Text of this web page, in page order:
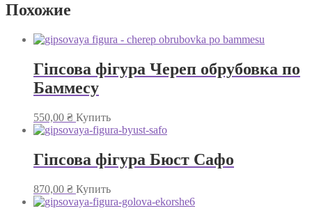
Похожие
Гіпсова фігура Череп обрубовка по
Баммесу
550,00 ₴ Купить
Гіпсова фігура Бюст Сафо
870,00 ₴ Купить